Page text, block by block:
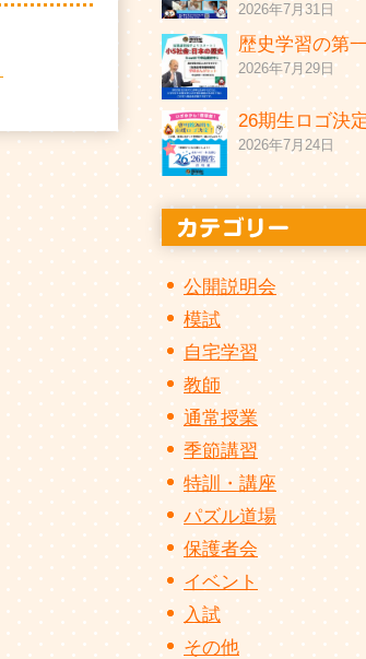
2026年7月31日
歴史学習の第
2026年7月29日
26期生ロゴ決
2026年7月24日
公開説明会
模試
自宅学習
教師
通常授業
季節講習
特訓・講座
パズル道場
保護者会
イベント
入試
その他